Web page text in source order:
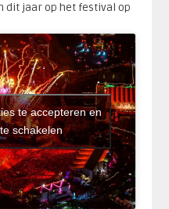
dit jaar op het festival op
te accepteren en
schakelen